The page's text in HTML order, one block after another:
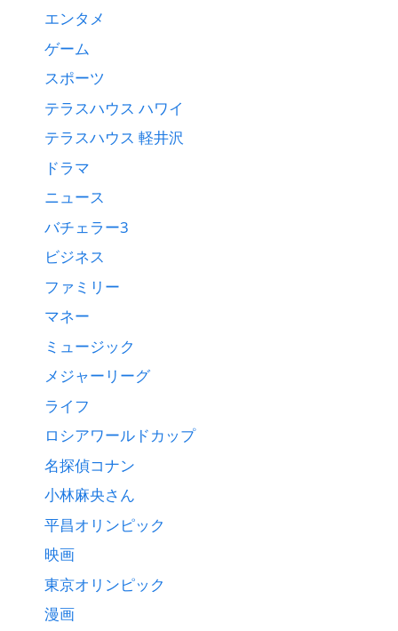
エンタメ
ゲーム
スポーツ
テラスハウス ハワイ
テラスハウス 軽井沢
ドラマ
ニュース
バチェラー3
ビジネス
ファミリー
マネー
ミュージック
メジャーリーグ
ライフ
ロシアワールドカップ
名探偵コナン
小林麻央さん
平昌オリンピック
映画
東京オリンピック
漫画